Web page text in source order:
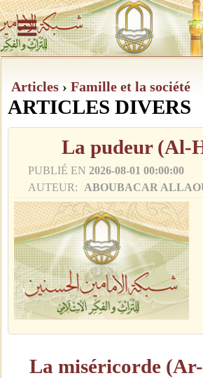
Articles › Famille et la société
ARTICLES DIVERS
La pudeur (Al-
PUBLIÉ EN 2026-08-01 00:00:00
AUTEUR:
ABOUBACAR
La miséricorde